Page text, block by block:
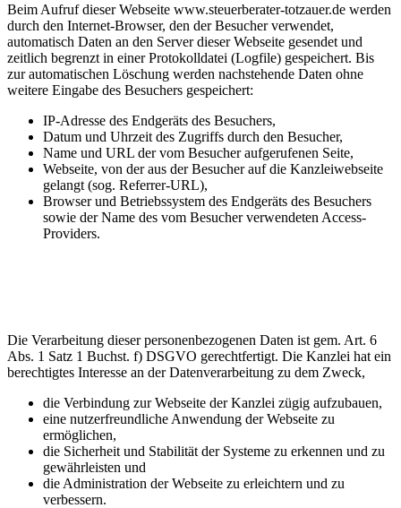
Beim Aufruf dieser Webseite www.steuerberater-totzauer.de werden
durch den Internet-Browser, den der Besucher verwendet,
automatisch Daten an den Server dieser Webseite gesendet und
zeitlich begrenzt in einer Protokolldatei (Logfile) gespeichert. Bis
zur automatischen Löschung werden nachstehende Daten ohne
weitere Eingabe des Besuchers gespeichert:
IP-Adresse des Endgeräts des Besuchers,
Datum und Uhrzeit des Zugriffs durch den Besucher,
Name und URL der vom Besucher aufgerufenen Seite,
Webseite, von der aus der Besucher auf die Kanzleiwebseite
gelangt (sog. Referrer-URL),
Browser und Betriebssystem des Endgeräts des Besuchers
sowie der Name des vom Besucher verwendeten Access-
Providers.
Die Verarbeitung dieser personenbezogenen Daten ist gem. Art. 6
Abs. 1 Satz 1 Buchst. f) DSGVO gerechtfertigt. Die Kanzlei hat ein
berechtigtes Interesse an der Datenverarbeitung zu dem Zweck,
die Verbindung zur Webseite der Kanzlei zügig aufzubauen,
eine nutzerfreundliche Anwendung der Webseite zu
ermöglichen,
die Sicherheit und Stabilität der Systeme zu erkennen und zu
gewährleisten und
die Administration der Webseite zu erleichtern und zu
verbessern.